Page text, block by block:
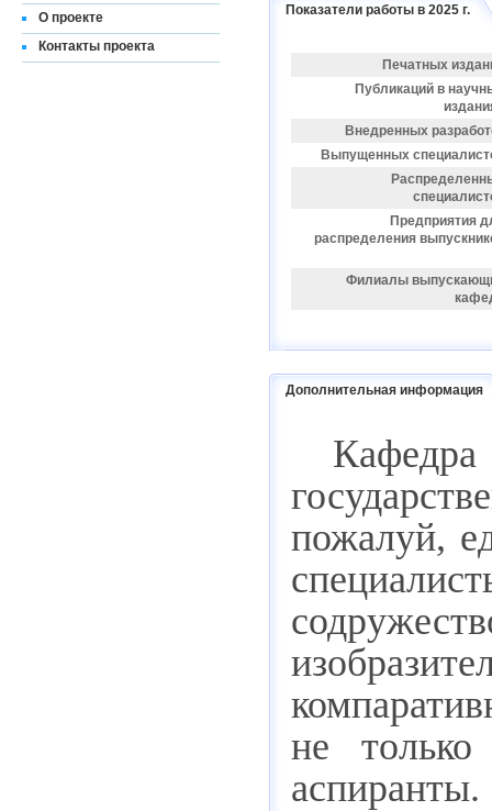
О проекте
Контакты проекта
Показатели работы в 2025 г.
Печатных
Публикаций в
Внедренных
Выпущенных
Предприятия
распределения
Филиалы
Дополнительная информация
пожалуй,
не только
аспиранты.